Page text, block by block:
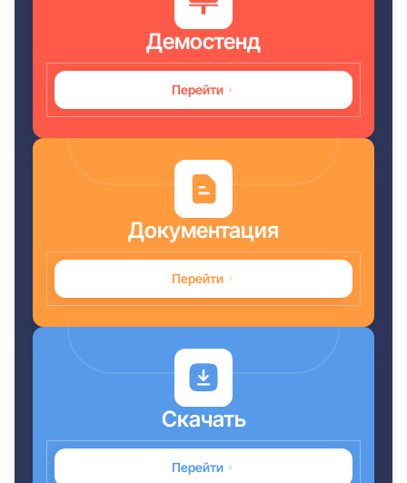
Демостенд
Перейти
Документация
Перейти
Скачать
Перейти